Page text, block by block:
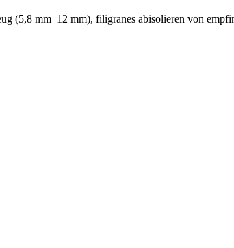
(5,8 mm  12 mm), filigranes abisolieren von